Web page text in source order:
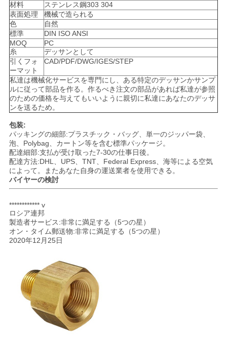
引
金
を
求
め
て
く
だ
さ
サ
材料
ステンレス鋼303 304
表面処理
機械で造られる
色
自然
標準
DIN ISO ANSI
MOQ
PC
糸
デッサンとして
引くフォ
ーマット
CAD/PDF/DWG/IGES/STEP
私達は機械化サービスを専門にし、ある特定のデッサンかサンプ
ルに従って部品を作る。作るべき注文の部品があれば私達が参照
のための価格を与えてもいいように親切に私達にあなたのデッサ
ンを送るため。
包装:
パッキングの細部:プラスチック・バッグ、単一のジッパー袋、
泡、Polybag、カートン等を含む標準パッケージ。
配達細部:支払が受け取った7-30の仕事日後。
配達方法:DHL、UPS、TNT、Federal Express、海等による空気
によって。またあなた自身の運送業者を使用できる。
バイヤーの検討
************ v
ロシア連邦
製造者サービス:非常に満足する（5つの星）
オン・タイム郵送物:非常に満足する（5つの星）
2020年12月25日